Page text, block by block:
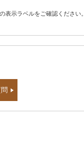
示ラベルをご確認ください。